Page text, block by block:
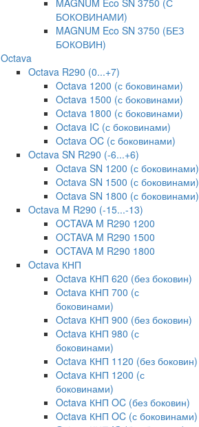
MAGNUM Eco SN 3750 (С
БОКОВИНАМИ)
MAGNUM Eco SN 3750 (БЕЗ
БОКОВИН)
Octava
Octava R290 (0...+7)
Octava 1200 (с боковинами)
Octava 1500 (с боковинами)
Octava 1800 (с боковинами)
Octava IC (с боковинами)
Octava OC (с боковинами)
Octava SN R290 (-6...+6)
Octava SN 1200 (с боковинами)
Octava SN 1500 (с боковинами)
Octava SN 1800 (с боковинами)
Octava M R290 (-15...-13)
OCTAVA M R290 1200
OCTAVA M R290 1500
OCTAVA M R290 1800
Octava КНП
Octava КНП 620 (без боковин)
Octava КНП 700 (с
боковинами)
Octava КНП 900 (без боковин)
Octava КНП 980 (с
боковинами)
Octava КНП 1120 (без боковин)
Octava КНП 1200 (с
боковинами)
Octava КНП OC (без боковин)
Octava КНП OC (с боковинами)